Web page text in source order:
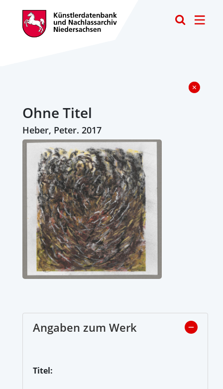
Ohne Titel
Heber, Peter. 2017
Angaben zum Werk
Titel: